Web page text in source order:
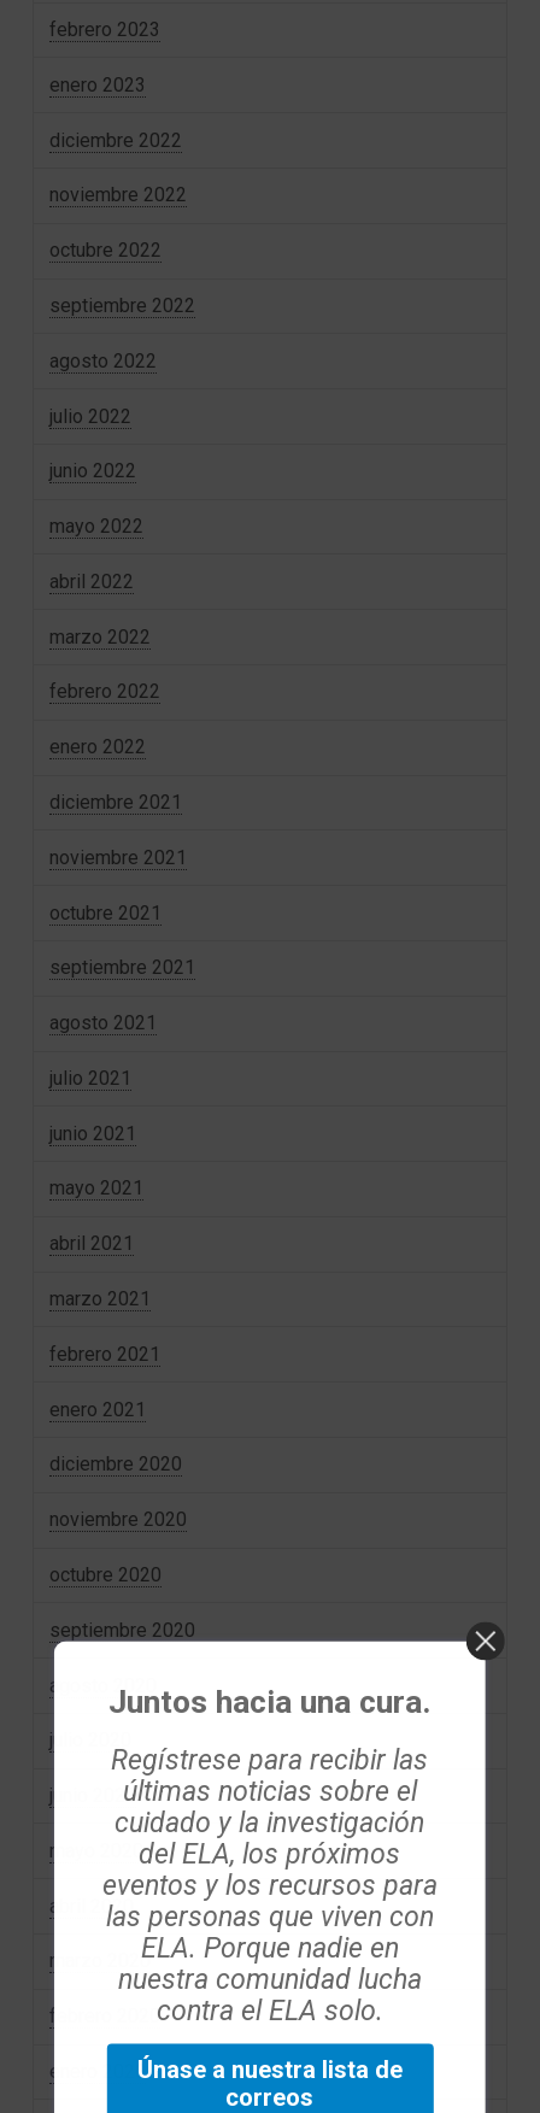
febrero 2023
enero 2023
diciembre 2022
noviembre 2022
octubre 2022
septiembre 2022
agosto 2022
julio 2022
junio 2022
mayo 2022
abril 2022
marzo 2022
febrero 2022
enero 2022
diciembre 2021
noviembre 2021
octubre 2021
septiembre 2021
agosto 2021
julio 2021
junio 2021
mayo 2021
abril 2021
marzo 2021
febrero 2021
enero 2021
diciembre 2020
noviembre 2020
octubre 2020
septiembre 2020
agosto 2020
julio 2020
junio 2020
mayo 2020
abril 2020
marzo 2020
febrero 2020
enero 2020
Juntos hacia una cura.
Regístrese para recibir las
últimas noticias sobre el
cuidado y la investigación
del ELA, los próximos
eventos y los recursos para
las personas que viven con
ELA. Porque nadie en
nuestra comunidad lucha
contra el ELA solo.
Únase a nuestra lista de
correos